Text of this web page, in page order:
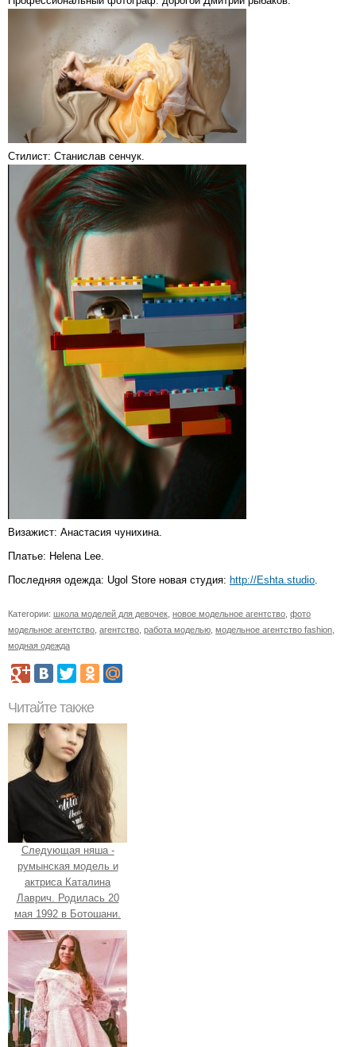
Стилист: Станислав сенчук.
Визажист: Анастасия чунихина.
Платье: Helena Lee.
Последняя одежда: Ugol Store новая студия: http://Eshta.studio
Категории: школа моделей для девочек новое модельное агентство фото
модельное агентство агентство работа моделью модельное агентство fashion
модная одежда
Читайте также
Следующая няша -
румынская модель и
актриса Каталина
Лаврич. Родилась 20
мая 1992 в Ботошани.